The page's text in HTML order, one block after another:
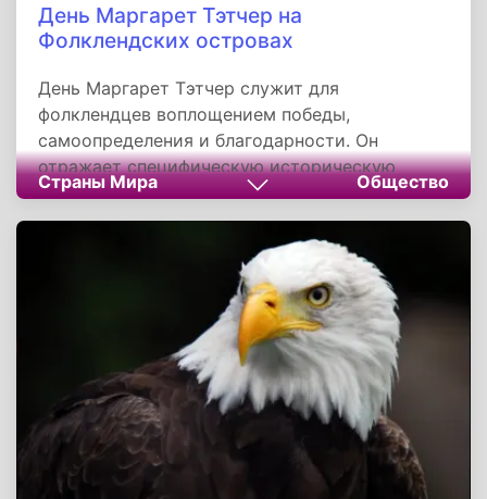
День Маргарет Тэтчер на
Фолклендских островах
День Маргарет Тэтчер служит для
фолклендцев воплощением победы,
самоопределения и благодарности. Он
отражает специфическую историческую
память небольшой островной общины,
пережившей оккупацию. Этот праздник
является ярким примером того, как память о
политическом решении и военном конфликте
трансформируется в часть национальной
идентичности, сохраняющей актуальность в
контексте продолжающихся международных
споров.
Страны Мира Общество